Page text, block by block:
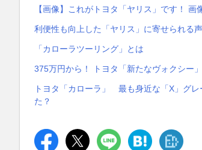
【画像】これがトヨタ「ヤリス」です！ 画
利便性も向上した「ヤリス」に寄せられる
「カローラツーリング」とは
375万円から！ トヨタ「新たなヴォクシー
トヨタ「カローラ」 最も身近な「X」グ
た？